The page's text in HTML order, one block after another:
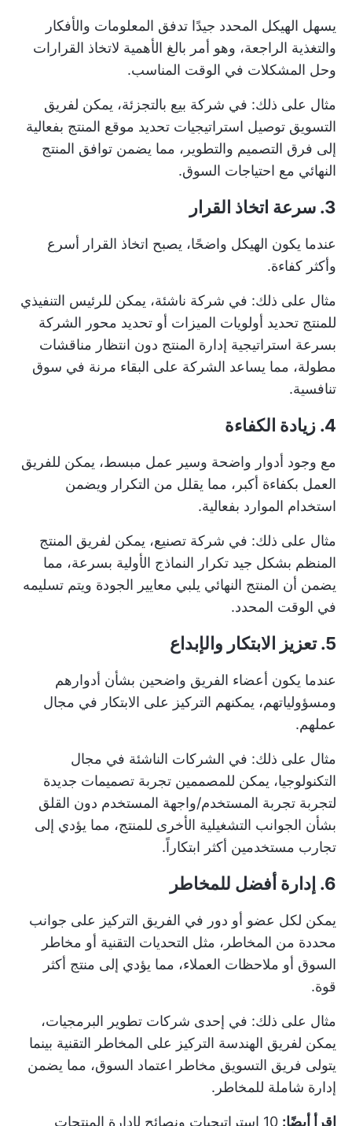
يسهل الهيكل المحدد جيدًا تدفق المعلومات والأفكار
والتغذية الراجعة، وهو أمر بالغ الأهمية لاتخاذ القرارات
وحل المشكلات في الوقت المناسب.
مثال على ذلك: في شركة بيع بالتجزئة، يمكن لفريق
التسويق توصيل استراتيجيات تحديد موقع المنتج بفعالية
إلى فرق التصميم والتطوير، مما يضمن توافق المنتج
النهائي مع احتياجات السوق.
3. سرعة اتخاذ القرار
عندما يكون الهيكل واضحًا، يصبح اتخاذ القرار أسرع
وأكثر كفاءة.
مثال على ذلك: في شركة ناشئة، يمكن للرئيس التنفيذي
للمنتج تحديد أولويات الميزات أو تحديد محور الشركة
بسرعة استراتيجية إدارة المنتج دون انتظار مناقشات
مطولة، مما يساعد الشركة على البقاء مرنة في سوق
تنافسية.
4. زيادة الكفاءة
مع وجود أدوار واضحة وسير عمل مبسط، يمكن للفريق
العمل بكفاءة أكبر، مما يقلل من التكرار ويضمن
استخدام الموارد بفعالية.
مثال على ذلك: في شركة تصنيع، يمكن لفريق المنتج
المنظم بشكل جيد تكرار النماذج الأولية بسرعة، مما
يضمن أن المنتج النهائي يلبي معايير الجودة ويتم تسليمه
في الوقت المحدد.
5. تعزيز الابتكار والإبداع
عندما يكون أعضاء الفريق واضحين بشأن أدوارهم
ومسؤولياتهم، يمكنهم التركيز على الابتكار في مجال
عملهم.
مثال على ذلك: في الشركات الناشئة في مجال
التكنولوجيا، يمكن للمصممين تجربة تصميمات جديدة
لتجربة تجربة المستخدم/واجهة المستخدم دون القلق
بشأن الجوانب التشغيلية الأخرى للمنتج، مما يؤدي إلى
تجارب مستخدمين أكثر ابتكاراً.
6. إدارة أفضل للمخاطر
يمكن لكل عضو أو دور في الفريق التركيز على جوانب
محددة من المخاطر، مثل التحديات التقنية أو مخاطر
السوق أو ملاحظات العملاء، مما يؤدي إلى منتج أكثر
قوة.
مثال على ذلك: في إحدى شركات تطوير البرمجيات،
يمكن لفريق الهندسة التركيز على المخاطر التقنية بينما
يتولى فريق التسويق مخاطر اعتماد السوق، مما يضمن
إدارة شاملة للمخاطر.
اقرأ أيضًا: 10 استراتيجيات ونصائح لإدارة المنتجات